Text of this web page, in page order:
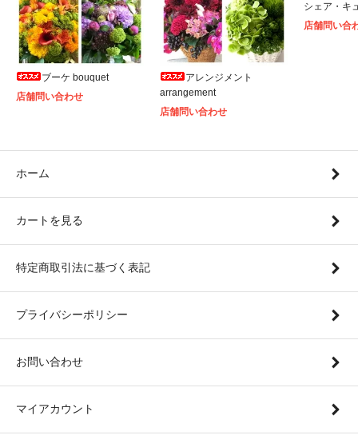
ブーケ bouquet
店舗問い合わせ
アレンジメント
arrangement
店舗問い合わせ
シェア・キ
店舗問い合
ホーム
カートを見る
特定商取引法に基づく表記
プライバシーポリシー
お問い合わせ
マイアカウント